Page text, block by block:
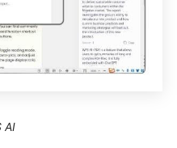
AI